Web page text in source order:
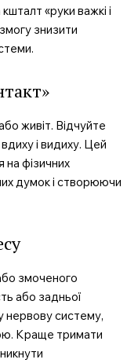
«руки важкі і
знизити
живіт. Відчуйте
і видиху. Цей
на фізичних
думок і створюючи
змоченого
або задньої
нервову систему,
Краще тримати